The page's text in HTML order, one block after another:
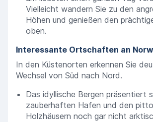
Vielleicht wandern Sie zu den
Höhen und genießen den
oben.
Interessante Ortschaften an
In den Küstenorten erkennen Sie
Wechsel von Süd nach Nord.
Das idyllische Bergen präsentiert
zauberhaften Hafen und den
Holzhäusern noch gar nicht